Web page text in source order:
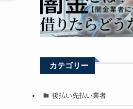
カテゴリー
後払い先払い業者